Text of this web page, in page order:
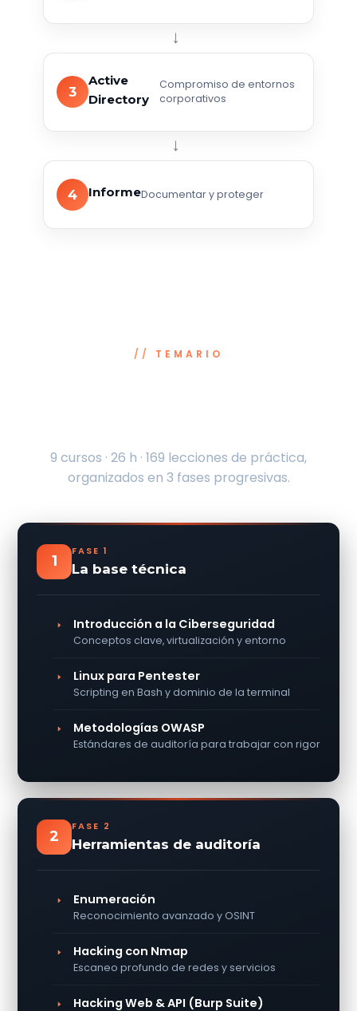
→
3
Active
Directory
Compromiso de entornos
corporativos
→
4 InformeDocumentar y proteger
TEMARIO
9 cursos · 26 h · 169 lecciones de práctica,
organizados en 3 fases progresivas.
1
FASE 1
La base técnica
Introducción a la Ciberseguridad
Conceptos clave, virtualización y entorno
Linux para Pentester
Scripting en Bash y dominio de la terminal
Metodologías OWASP
Estándares de auditoría para trabajar con rigor
2
FASE 2
Herramientas de auditoría
Enumeración
Reconocimiento avanzado y OSINT
Hacking con Nmap
Escaneo profundo de redes y servicios
Hacking Web & API (Burp Suite)